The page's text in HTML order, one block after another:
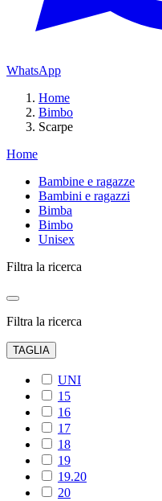
WhatsApp
Home
Bimbo
Scarpe
Home
Bambine e ragazze
Bambini e ragazzi
Bimba
Bimbo
Unisex
Filtra la ricerca
Filtra la ricerca
TAGLIA
UNI
15
16
17
18
19
19.20
20